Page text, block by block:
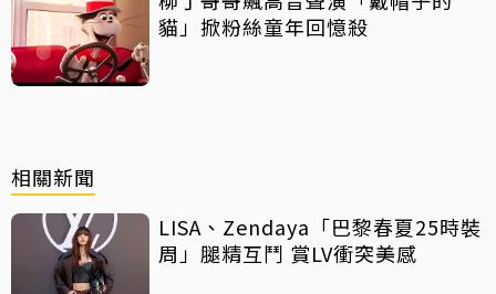
貓」掀粉絲童年回憶殺
相關新聞
LISA、Zendaya「巴黎春夏25時裝
周」腿精互鬥 賞LV衝突美感